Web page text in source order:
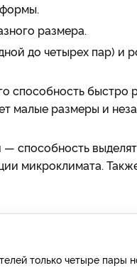
размера.
до четырех пар)
способность быстро
малые размеры и
способность
микроклимата.
только четыре пары